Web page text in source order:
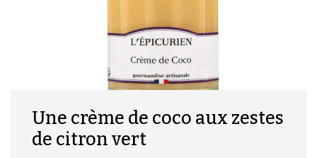
Une crème de coco aux zestes
de citron vert